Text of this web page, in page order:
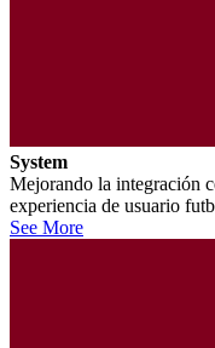
System
Mejorando la integración
experiencia de usuario
See More